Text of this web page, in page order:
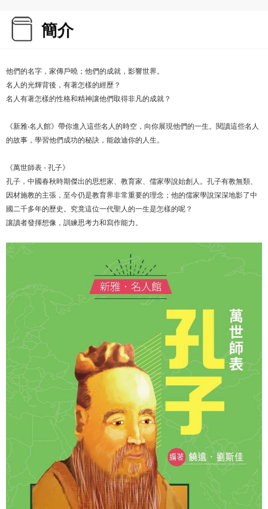
簡介
他們的名字，家傳戶曉；他們的成就，影響世界。
名人的光輝背後，有著怎樣的經歷？
名人有著怎樣的性格和精神讓他們取得非凡的成就？
《新雅‧名人館》帶你進入這些名人的時空，向你展現他們的一生。閱讀這些名人
的故事，學習他們成功的秘訣，能啟迪你的人生。
《萬世師表 - 孔子》
孔子，中國春秋時期傑出的思想家、教育家、儒家學說始創人。孔子有教無類、
因材施教的主張，至今仍是教育界非常重要的理念；他的儒家學說深深地影了中
國二千多年的歷史。究竟這位一代聖人的一生是怎樣的呢？
讓讀者發揮想像，訓練思考力和寫作能力。